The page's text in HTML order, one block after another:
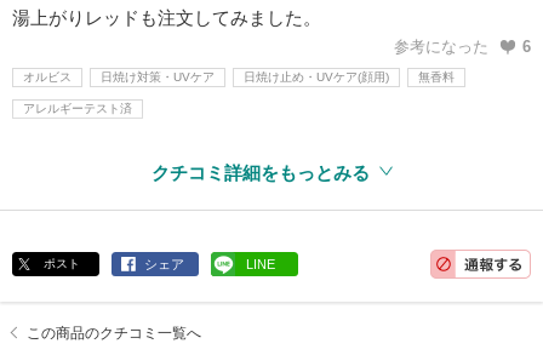
湯上がりレッドも注文してみました。
参考になった 6
オルビス 日焼け対策・UVケア 日焼け止め・UVケア(顔用) 無香料
アレルギーテスト済
クチコミ詳細をもっとみる
ポスト シェア LINE
この商品のクチコミ一覧へ